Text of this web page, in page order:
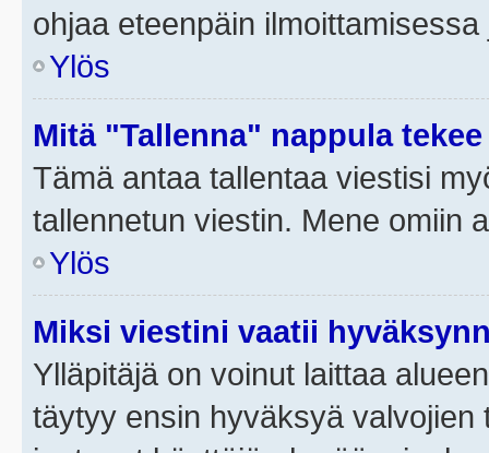
ohjaa eteenpäin
Ylös
Mitä "Tallenna" nappula
Tämä antaa tallentaa viestisi
tallennetun viestin. Mene omiin
Ylös
Miksi viestini vaatii
Ylläpitäjä on voinut laittaa
täytyy ensin hyväksyä